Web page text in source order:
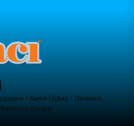
/ Kamil Üçbaş / Dereden,
Dergisi